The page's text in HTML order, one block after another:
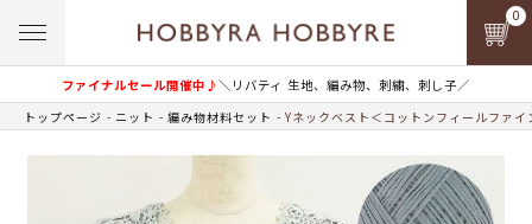
ファイナルセール開催中♪＼リバティ 生地、編み物、刺繍、刺し子／
0
トップページ ニット 編み物材料セット Yネックベスト＜コットンフィールファ